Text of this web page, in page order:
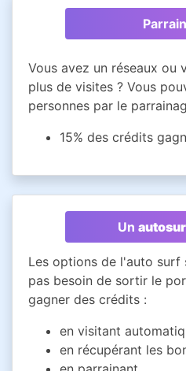
Vous avez un réseaux ou
plus de visites ? Vous
personnes par le
15% des crédits
Un
Les options de l'auto surf
pas besoin de sortir le
gagner des crédits :
en visitant
en récupérant les